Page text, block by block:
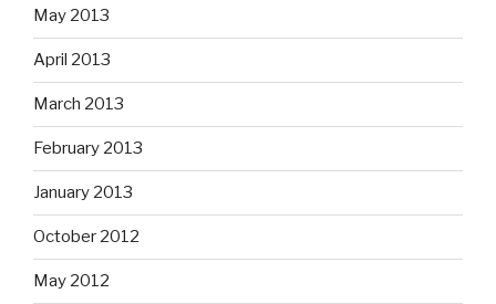
May 2013
April 2013
March 2013
February 2013
January 2013
October 2012
May 2012